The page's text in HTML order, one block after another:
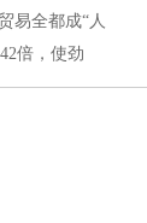
易全都成“人
倍，使劲